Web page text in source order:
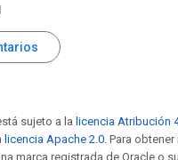
sujeto a la licencia Atribución
licencia Apache 2.0 . Para
marca registrada de Oracle o